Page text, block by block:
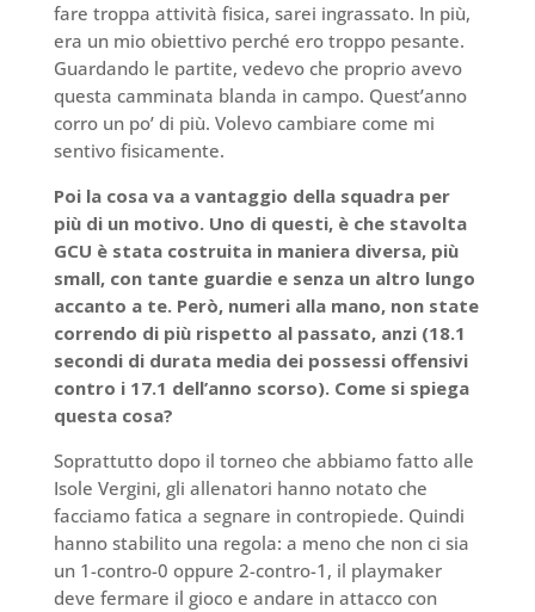
fare troppa attività fisica, sarei ingrassato. In più,
era un mio obiettivo perché ero troppo pesante.
Guardando le partite, vedevo che proprio avevo
questa camminata blanda in campo. Quest’anno
corro un po’ di più. Volevo cambiare come mi
sentivo fisicamente.
Poi la cosa va a vantaggio della squadra per
più di un motivo. Uno di questi, è che stavolta
GCU è stata costruita in maniera diversa, più
small, con tante guardie e senza un altro lungo
accanto a te. Però, numeri alla mano, non state
correndo di più rispetto al passato, anzi (18.1
secondi di durata media dei possessi offensivi
contro i 17.1 dell’anno scorso). Come si spiega
questa cosa?
Soprattutto dopo il torneo che abbiamo fatto alle
Isole Vergini, gli allenatori hanno notato che
facciamo fatica a segnare in contropiede. Quindi
hanno stabilito una regola: a meno che non ci sia
un 1-contro-0 oppure 2-contro-1, il playmaker
deve fermare il gioco e andare in attacco con